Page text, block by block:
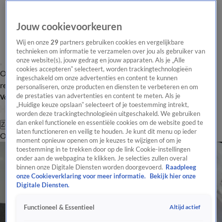
Overzicht Laatste nieuws Regionieuws Het beste van Hart
Tip de
redactie
Volg Hart van Nederland
Zoeken
OverzichtRegioUitzendingenWeerTip de redactiePanelVideo's
Jouw cookievoorkeuren
Wij en onze29 partners gebruiken cookies en vergelijkbare
technieken om informatie te verzamelen over jou als gebruiker van
onze website(s), jouw gedrag en jouw apparaten. Als je „Alle
cookies accepteren” selecteert, worden trackingtechnologieën
ingeschakeld om onze advertenties en content te kunnen
personaliseren, onze producten en diensten te verbeteren en om
de prestaties van advertenties en content te meten. Als je
„Huidige keuze opslaan” selecteert of je toestemming intrekt,
worden deze trackingtechnologieën uitgeschakeld. We gebruiken
dan enkel functionele en essentiële cookies om de website goed te
laten functioneren en veilig te houden. Je kunt dit menu op ieder
moment opnieuw openen om je keuzes te wijzigen of om je
toestemming in te trekken door op de link Cookie-instellingen
onder aan de webpagina te klikken. Je selecties zullen overal
binnen onze Digitale Diensten worden doorgevoerd. Raadpleeg
onze Cookieverklaring voor meer informatie.
Bekijk hier onze
Digitale Diensten.
Functioneel & Essentieel Altijd actief